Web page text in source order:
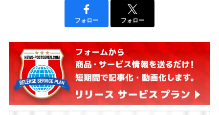
フォロー フォロー